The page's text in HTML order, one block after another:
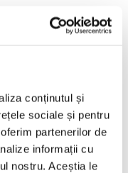
conținutul și
sociale și pentru
partenerilor de
informații cu
nostru. Aceștia le
de Aur